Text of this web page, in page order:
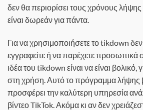
δεν θα περιορίσει τους χρόνους λήψης
είναι δωρεάν για πάντα.
Για να χρησιμοποιήσετε το tikdown δεν
εγγραφείτε ή να παρέχετε προσωπικά
ιδέα του tikdown είναι να είναι
στη χρήση. Αυτό το πρόγραμμα λήψης
προσφέρει την καλύτερη υπηρεσία
βίντεο TikTok. Ακόμα κι αν δεν